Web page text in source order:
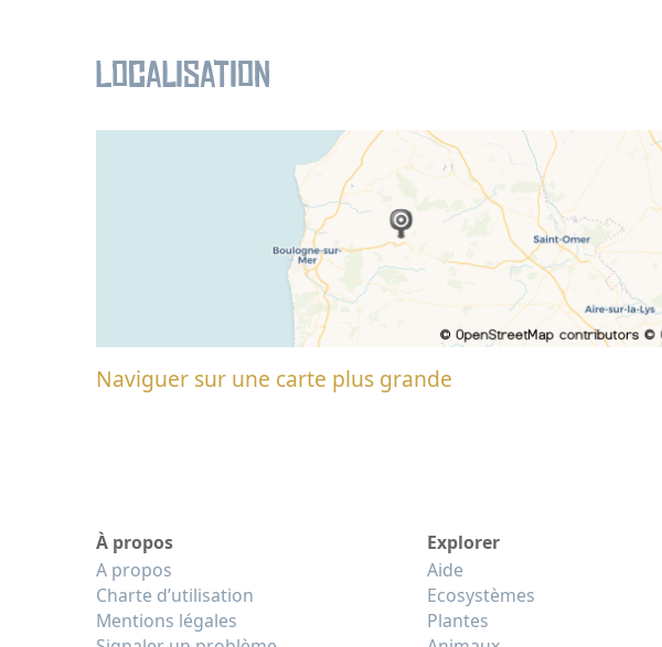
Localisation
Naviguer sur une carte plus grande
À propos
A propos
Charte d’utilisation
Mentions légales
Explorer
Aide
Ecosystèmes
Plantes